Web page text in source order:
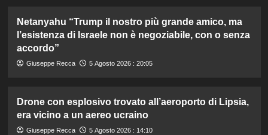
Netanyahu “Trump il nostro più grande amico, ma
l’esistenza di Israele non è negoziabile, con o senza
accordo”
Giuseppe Recca 5 Agosto 2026 : 20:05
Drone con esplosivo trovato all’aeroporto di Lipsia,
era vicino a un aereo ucraino
Giuseppe Recca 5 Agosto 2026 : 14:10